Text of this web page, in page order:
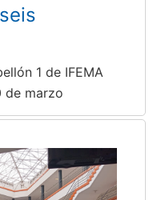
1 de IFEMA
de marzo